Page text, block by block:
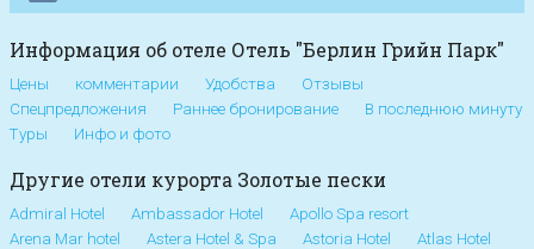
Информация об отеле Отель "Берлин Грийн Парк"
Цены комментарии Удобства
Отзывы
Спецпредложения
Раннее бронирование
В последнюю минуту
Туры
Инфо и фото
Другие отели курорта Золотые пески
Admiral Hotel Ambassador Hotel
Apollo Spa resort
Arena Mar hotel
Astera Hotel & Spa Astoria Hotel
Atlas Hotel